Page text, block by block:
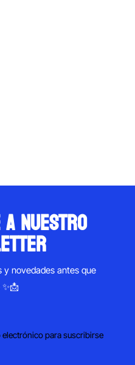
nuestro
y novedades antes que
para suscribirse